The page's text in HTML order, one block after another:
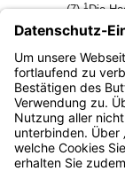
(7)1Die
2Die
dem
Führung
Bayern.de
BayernPortal